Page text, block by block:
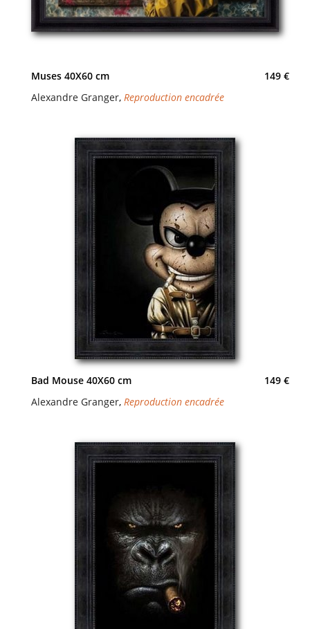
Muses 40X60 cm
149 €
Alexandre Granger, Reproduction encadrée
Bad Mouse 40X60 cm
149 €
Alexandre Granger, Reproduction encadrée